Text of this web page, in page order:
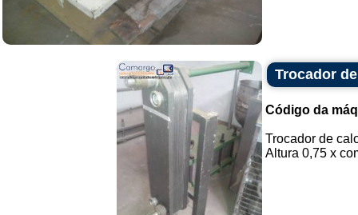
Trocador
Código da
Trocador de
Altura 0,75 x